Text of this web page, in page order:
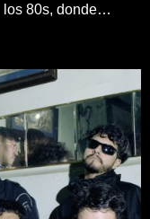
los 80s, donde…